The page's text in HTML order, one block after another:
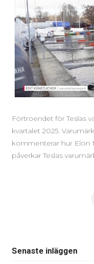
Förtroendet för Teslas
kvartalet 2025.
kommenterar hur Elon
påverkar Teslas
Senaste inläggen